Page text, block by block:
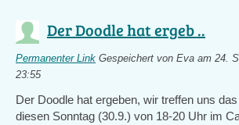
Der Doodle hat ergeb ..
Permanenter Link Gespeichert von Eva am 24.
23:55
Der Doodle hat ergeben, wir treffen uns
diesen Sonntag (30.9.) von 18-20 Uhr im